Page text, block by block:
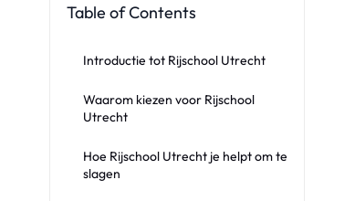
Table of Contents
Introductie tot Rijschool Utrecht
Waarom kiezen voor Rijschool
Utrecht
Hoe Rijschool Utrecht je helpt om te
slagen